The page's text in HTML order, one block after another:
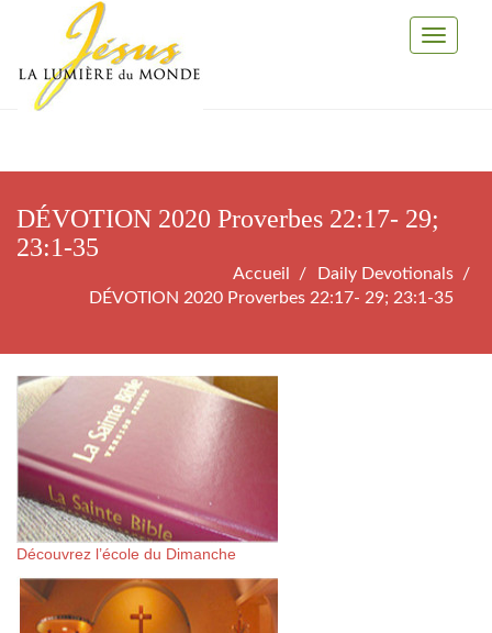
Toggle
DÉVOTION 2020 Proverbes 22:17- 29;
23:1-35
Accueil
Daily Devotionals
DÉVOTION 2020 Proverbes 22:17- 29; 23:1-35
Découvrez l’école du Dimanche